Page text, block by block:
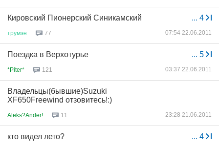
... 4
Кировский Пионерский Синикамский
трумэн 77 07:54 22.06.2011
... 5
Поездка в Верхотурье
*Piter* 121 03:37 22.06.2011
Владельцы(бывшие)Suzuki
XF650Freewind отзовитесь!:)
Aleks?Ander! 11 23:28 21.06.2011
... 4
кто видел лето?